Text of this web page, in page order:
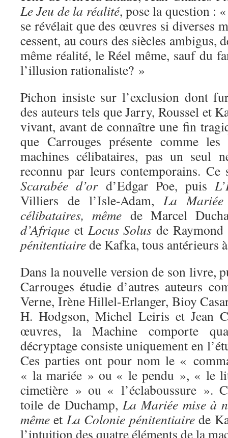
Le Jeu de la réalité, pose la question :
se révélait que des œuvres si diverses
cessent, au cours des siècles ambigus,
même réalité, le Réel même, sauf du
l’illusion rationaliste? »
Pichon insiste sur l’exclusion dont
des auteurs tels que Jarry, Roussel et
vivant, avant de connaître une fin
que Carrouges présente comme
machines célibataires, pas un seul
reconnu par leurs contemporains.
Scarabée d’ord’Edgar Poe, puis
Villiers de l’Isle-Adam, La
célibataires, même de Marcel
d’Afrique et Locus Solus de
pénitentiairede Kafka, tous antérieurs
Dans la nouvelle version de son livre,
Carrouges étudie d’autres auteurs
Verne, Irène Hillel-Erlanger, Bioy
H. Hodgson, Michel Leiris et Jean
œuvres, la Machine comporte
décryptage consiste uniquement en
Ces parties ont pour nom le «
« la mariée » ou « le pendu », « le
cimetière » ou « l’éclaboussure ».
toile de Duchamp, La Mariée mise à
même et La Colonie pénitentiairede
l’intuition des quatre éléments de la